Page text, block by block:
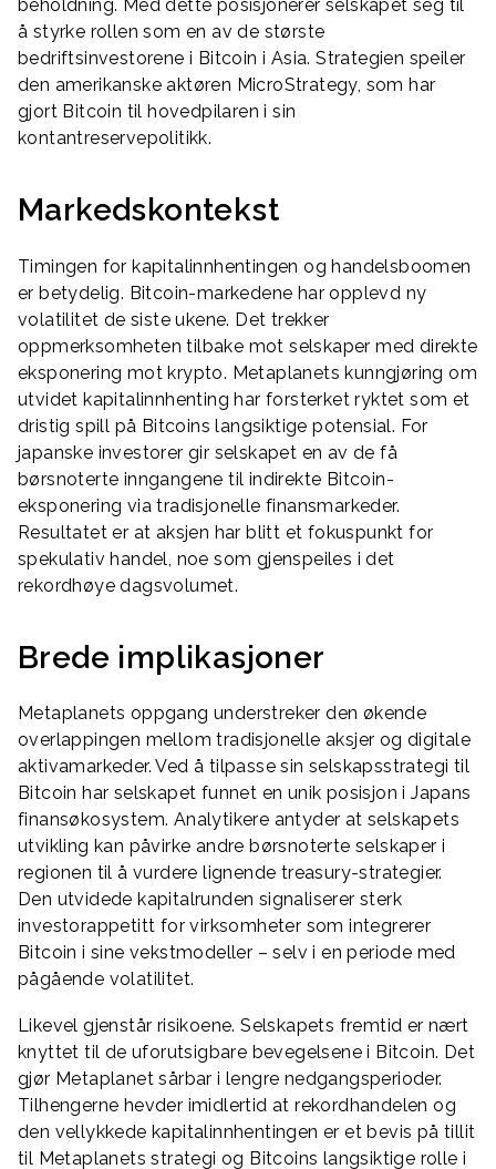
beholdning. Med dette posisjonerer selskapet seg til
å styrke rollen som en av de største
bedriftsinvestorene i Bitcoin i Asia. Strategien speiler
den amerikanske aktøren MicroStrategy, som har
gjort Bitcoin til hovedpilaren i sin
kontantreservepolitikk.
Markedskontekst
Timingen for kapitalinnhentingen og handelsboomen
er betydelig. Bitcoin-markedene har opplevd ny
volatilitet de siste ukene. Det trekker
oppmerksomheten tilbake mot selskaper med direkte
eksponering mot krypto. Metaplanets kunngjøring om
utvidet kapitalinnhenting har forsterket ryktet som et
dristig spill på Bitcoins langsiktige potensial. For
japanske investorer gir selskapet en av de få
børsnoterte inngangene til indirekte Bitcoin-
eksponering via tradisjonelle finansmarkeder.
Resultatet er at aksjen har blitt et fokuspunkt for
spekulativ handel, noe som gjenspeiles i det
rekordhøye dagsvolumet.
Brede implikasjoner
Metaplanets oppgang understreker den økende
overlappingen mellom tradisjonelle aksjer og digitale
aktivamarkeder. Ved å tilpasse sin selskapsstrategi til
Bitcoin har selskapet funnet en unik posisjon i Japans
finansøkosystem. Analytikere antyder at selskapets
utvikling kan påvirke andre børsnoterte selskaper i
regionen til å vurdere lignende treasury-strategier.
Den utvidede kapitalrunden signaliserer sterk
investorappetitt for virksomheter som integrerer
Bitcoin i sine vekstmodeller – selv i en periode med
pågående volatilitet.
Likevel gjenstår risikoene. Selskapets fremtid er nært
knyttet til de uforutsigbare bevegelsene i Bitcoin. Det
gjør Metaplanet sårbar i lengre nedgangsperioder.
Tilhengerne hevder imidlertid at rekordhandelen og
den vellykkede kapitalinnhentingen er et bevis på tillit
til Metaplanets strategi og Bitcoins langsiktige rolle i